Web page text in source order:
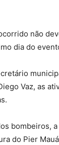
não
dia do
Vaz, as
bombeiros,
do Pier